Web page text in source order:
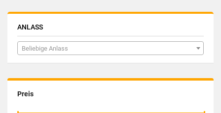
ANLASS
Beliebige Anlass
Preis